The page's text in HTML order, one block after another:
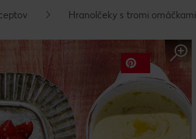
Hranolčeky s tromi omáčkami